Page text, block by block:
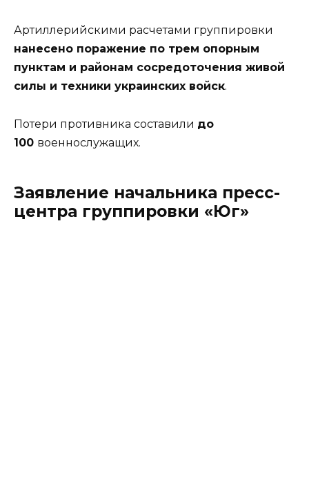
Артиллерийскими расчетами группировки
нанесено поражение по трем опорным
пунктам и районам сосредоточения живой
силы и техники украинских войск.
Потери противника составили до
100 военнослужащих.
Заявление начальника пресс-
центра группировки «Юг»